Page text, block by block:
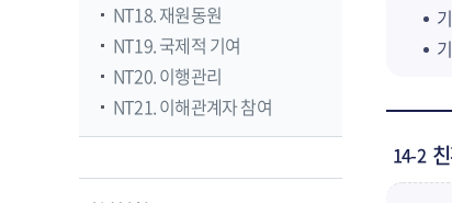
NT18. 재원동원
NT19. 국제적 기여
NT20. 이행관리
NT21. 이해관계자 참여
14-2